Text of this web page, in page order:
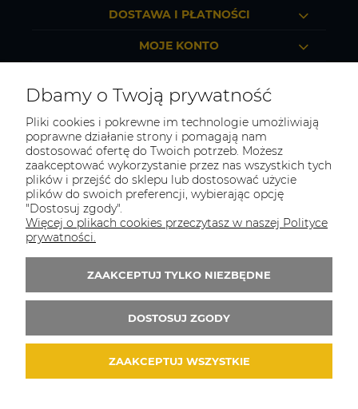
DOSTAWA I PŁATNOŚCI
MOJE KONTO
TOTAL BHP
Odwiedź nasz sklep
Sosnowiec, ul. Braci Mieroszewskich 2B/XIV
Tel.:
507549566
Zapisz się do newslettera
Dbamy o Twoją prywatność
Pliki cookies i pokrewne im technologie umożliwiają
poprawne działanie strony i pomagają nam
dostosować ofertę do Twoich potrzeb. Możesz
zaakceptować wykorzystanie przez nas wszystkich tych
plików i przejść do sklepu lub dostosować użycie
plików do swoich preferencji, wybierając opcję
"Dostosuj zgody".
Więcej o plikach cookies przeczytasz w naszej Polityce
prywatności.
ZAAKCEPTUJ TYLKO NIEZBĘDNE
DOSTOSUJ ZGODY
ZAAKCEPTUJ WSZYSTKIE